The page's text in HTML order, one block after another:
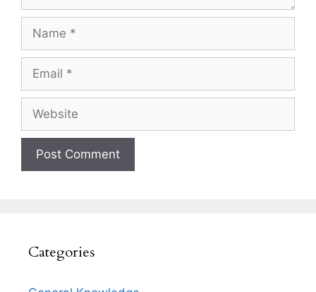
Name
Email
Website
Categories